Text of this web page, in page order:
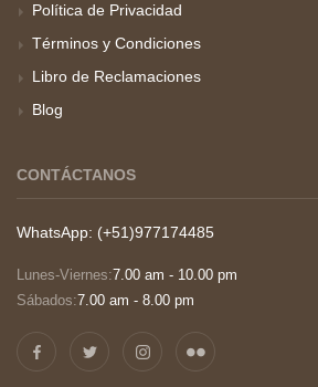
Política de Privacidad
Términos y Condiciones
Libro de Reclamaciones
Blog
CONTÁCTANOS
WhatsApp: (+51)977174485
Lunes-Viernes:7.00 am - 10.00 pm
Sábados:7.00 am - 8.00 pm